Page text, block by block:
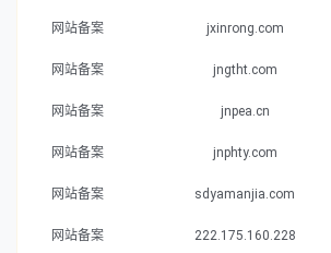
网站备案 jxinrong.com
网站备案 jngtht.com
网站备案 jnpea.cn
网站备案 jnphty.com
网站备案 sdyamanjia.com
网站备案 222.175.160.228